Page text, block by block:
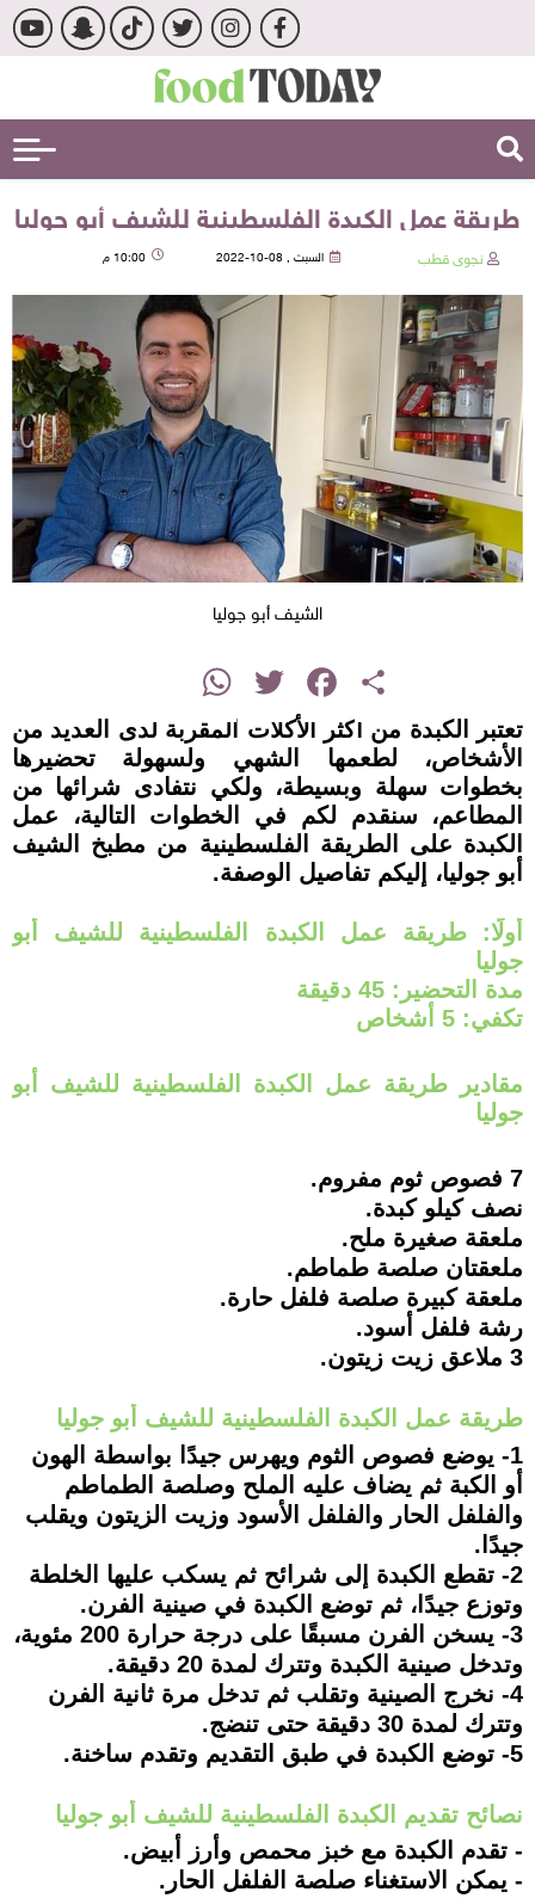
طريقة عمل الكبدة الفلسطينية للشيف أبو جوليا
نجوى قطب السبت , 08-10-2022 10:00 م
الشيف أبو جوليا
Share
Facebook
Twitter
WhatsApp
تعتبر الكبدة من أكثر الأكلات المقربة لدى العديد من
الأشخاص، لطعمها الشهي ولسهولة تحضيرها
بخطوات سهلة وبسيطة، ولكي نتفادى شرائها من
المطاعم، سنقدم لكم في الخطوات التالية، عمل
الكبدة على الطريقة الفلسطينية من مطبخ الشيف
أبو جوليا، إليكم تفاصيل الوصفة.
أولًا: طريقة عمل الكبدة الفلسطينية للشيف أبو
جوليا
مدة التحضير: 45 دقيقة
تكفي: 5 أشخاص
مقادير طريقة عمل الكبدة الفلسطينية للشيف أبو
جوليا
7 فصوص ثوم مفروم.
نصف كيلو كبدة.
ملعقة صغيرة ملح.
ملعقتان صلصة طماطم.
ملعقة كبيرة صلصة فلفل حارة.
رشة فلفل أسود.
3 ملاعق زيت زيتون.
طريقة عمل الكبدة الفلسطينية للشيف أبو جوليا
1- يوضع فصوص الثوم ويهرس جيدًا بواسطة الهون
أو الكبة ثم يضاف عليه الملح وصلصة الطماطم
والفلفل الحار والفلفل الأسود وزيت الزيتون ويقلب
جيدًا.
2- تقطع الكبدة إلى شرائح ثم يسكب عليها الخلطة
وتوزع جيدًا، ثم توضع الكبدة في صينية الفرن.
3- يسخن الفرن مسبقًا على درجة حرارة 200 مئوية،
وتدخل صينية الكبدة وتترك لمدة 20 دقيقة.
4- نخرج الصينية وتقلب ثم تدخل مرة ثانية الفرن
وتترك لمدة 30 دقيقة حتى تنضج.
5- توضع الكبدة في طبق التقديم وتقدم ساخنة.
نصائح تقديم الكبدة الفلسطينية للشيف أبو جوليا
- تقدم الكبدة مع خبز محمص وأرز أبيض.
- يمكن الاستغناء صلصة الفلفل الحار.